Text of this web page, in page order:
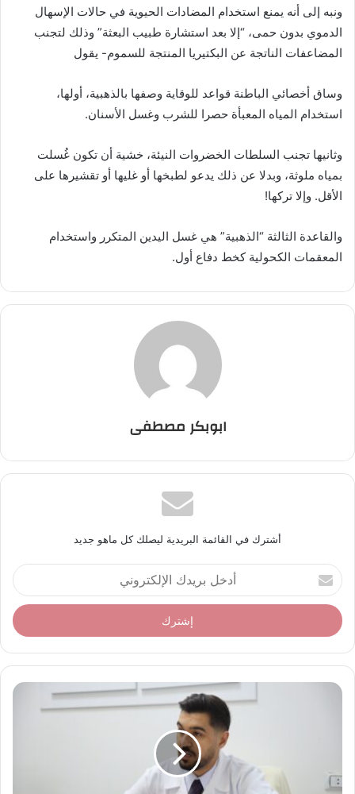
ونبه إلى أنه يمنع استخدام المضادات الحيوية في حالات الإسهال
الدموي بدون حمى، “إلا بعد استشارة طبيب البعثة” وذلك لتجنب
المضاعفات الناتجة عن البكتيريا المنتجة للسموم- يقول
وساق أخصائي الباطنة قواعد للوقاية وصفها بالذهبية، أولها،
استخدام المياه المعبأة حصرا للشرب وغسل الأسنان.
وثانيها تجنب السلطات الخضروات النيئة، خشية أن تكون غُسلت
بمياه ملوثة، وبدلا عن ذلك يدعو لطبخها أو غليها أو تقشيرها على
الأقل. وإلا تركها!
والقاعدة الثالثة “الذهبية” هي غسل اليدين المتكرر واستخدام
المعقمات الكحولية كخط دفاع أول.
ابوبكر مصطفى
أشترك في القائمة البريدية ليصلك كل ماهو جديد
أ
د
خ
ل
ر
د
ل
ك